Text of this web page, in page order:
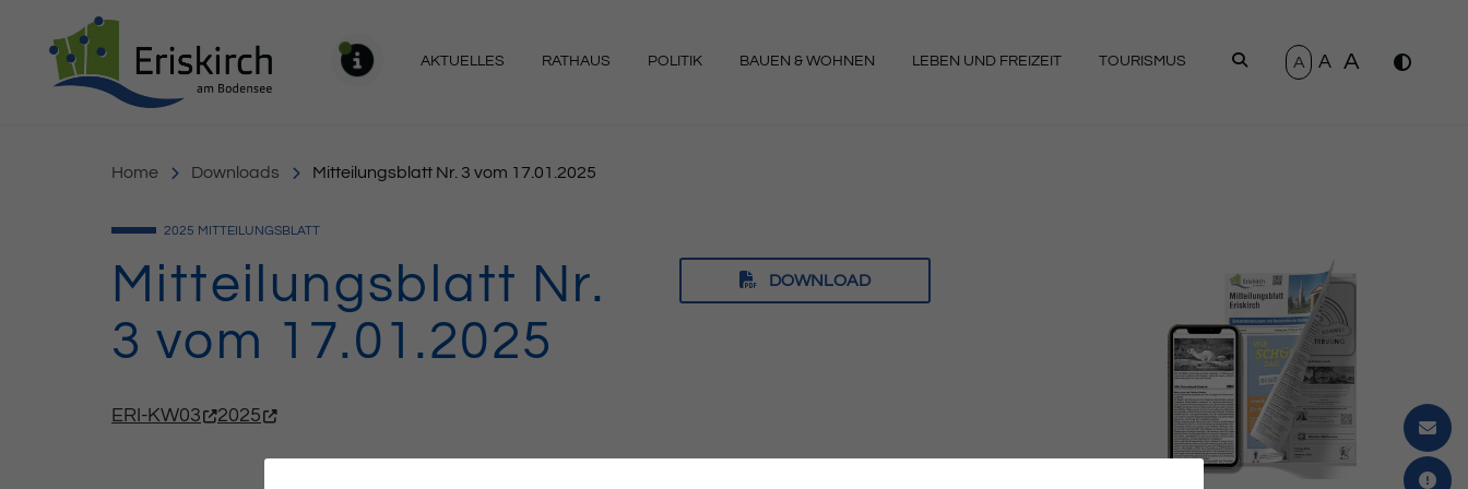
AKTUELLES RATHAUS POLITIK BAUEN & WOHNEN LEBEN UND FREIZEIT TOURISMUS SUCHEN
A A A
Home Downloads Mitteilungsblatt Nr. 3 vom 17.01.2025
2025 MITTEILUNGSBLATT
Mitteilungsblatt Nr.
3 vom 17.01.2025
DOWNLOAD
ERI-KW03 2025